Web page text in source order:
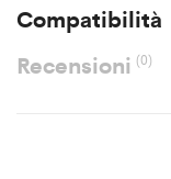
Compatibilità
Recensioni(0)